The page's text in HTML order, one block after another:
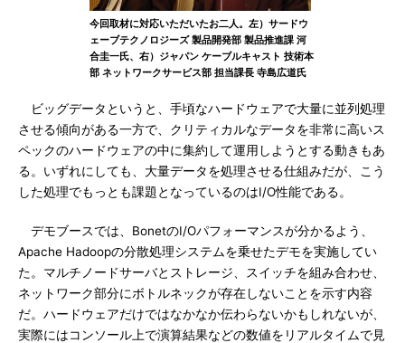
今回取材に対応いただいたお二人。左）サードウ
ェーブテクノロジーズ 製品開発部 製品推進課 河
合圭一氏、右）ジャパン ケーブルキャスト 技術本
部 ネットワークサービス部 担当課長 寺島広道氏
ビッグデータというと、手頃なハードウェアで大量に並列処理
させる傾向がある一方で、クリティカルなデータを非常に高いス
ペックのハードウェアの中に集約して運用しようとする動きもあ
る。いずれにしても、大量データを処理させる仕組みだが、こう
した処理でもっとも課題となっているのはI/O性能である。
デモブースでは、BonetのI/Oパフォーマンスが分かるよう、
Apache Hadoopの分散処理システムを乗せたデモを実施してい
た。マルチノードサーバとストレージ、スイッチを組み合わせ、
ネットワーク部分にボトルネックが存在しないことを示す内容
だ。ハードウェアだけではなかなか伝わらないかもしれないが、
実際にはコンソール上で演算結果などの数値をリアルタイムで見